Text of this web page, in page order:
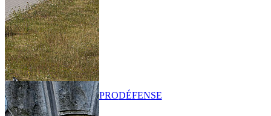
PRODÉFENSE